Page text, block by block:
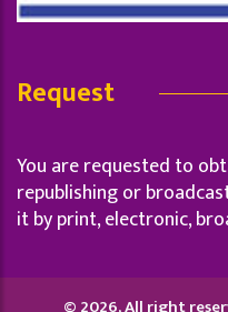
Request
You are requested to
republishing or
it by print, electronic,